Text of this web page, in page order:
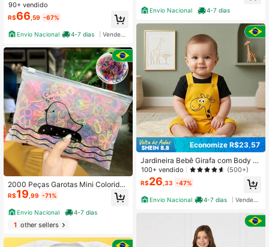
90+ vendido
R$66 ,59 -67%
Envio Nacional 4-7 dias
2000 Peças Garotas Mini Colorida
Elastico Laço De Cabelo Adequado
Para Uso Diário
R$19 ,99 -71%
Envio Nacional 4-7 dias
1other sellers
Envio Nacional 4-7 dias
Economize R$23,57
Jardineira Bebê Girafa com Body 2
Peças
100+ vendido (500+)
R$26 ,33 -47%
Envio Nacional 4-7 dias